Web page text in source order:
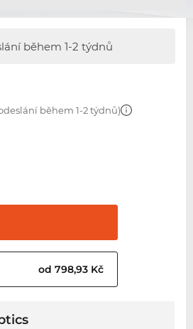
během 1-2 týdnů
během 1-2 týdnů)
od 798,93 Kč